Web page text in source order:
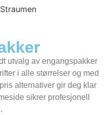
utvalg av engangspakker
i alle størrelser og med
alternativer gir deg klar
sikrer profesjonell